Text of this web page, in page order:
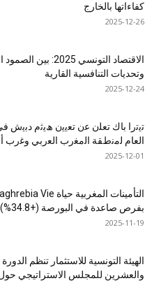
كفاءاتها بالخارج
2025-12-26
الاقتصاد التونسي 2025:
وتحديات التنافسية القارية
2025-12-24
ﺗﯾﺗرا ﺑﺎك ﺗﻌﻠن ﻋن ﺗﻌﯾﯾن ھﯾﺛم دﺑﯾش
اﻟﻌﺎم ﻟﻣﻧطﻘﺔ اﻟﻣﻐرب اﻟﻌرﺑﻲ وﻏرب
2025-12-01
بفرص صاعدة في البورصة (+34.8%)
2025-11-19
الهيئة التونسية للاستثمار تنظم الدورة
والعشرين للمجلس الاستراتيجي